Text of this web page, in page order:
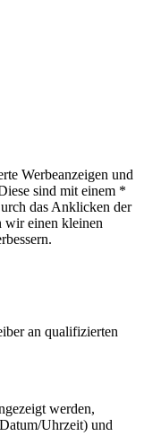
Werbeanzeigen und
sind mit einem *
das Anklicken der
wir einen kleinen
an qualifizierten
werden,
Uhrzeit) und